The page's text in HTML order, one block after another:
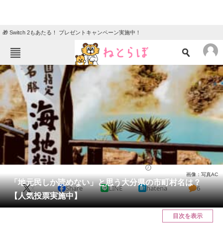
🎁 Switch 2もあたる！ プレゼントキャンペーン実施中！
ねとらぼメニュー
TOP ニュース
エンタメ クイズ
グルメ 地域
教育・育児
リサーチ
会員記事
メディア
「地元民しか読めない」と思う大分県の市町村名は？
【人気投票実施中】
画像：写真AC
X Share LINE hatena 6
目次を表示